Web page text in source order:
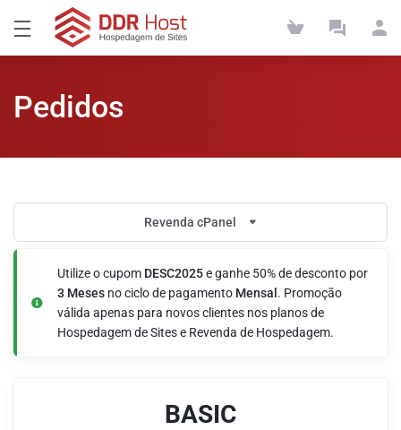
Pedidos
Revenda cPanel
Utilize o cupom DESC2025e ganhe 50% de desconto por
3 Meses no ciclo de pagamento Mensal . Promoção
válida apenas para novos clientes nos planos de
Hospedagem de Sites e Revenda de Hospedagem.
BASIC